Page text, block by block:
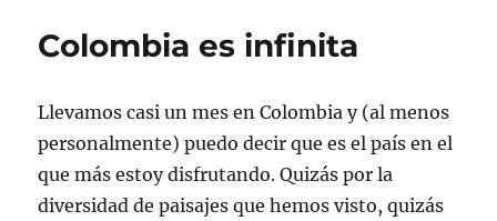
Colombia es infinita
Llevamos casi un mes en Colombia y (al menos
personalmente) puedo decir que es el país en el
que más estoy disfrutando. Quizás por la
diversidad de paisajes que hemos visto, quizás